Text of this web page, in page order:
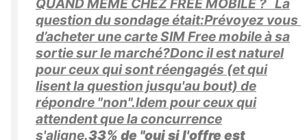
QUAND MÊME CHEZ FREE MOBILE ? La
question du sondage était:Prévoyez vous
d’acheter une carte SIM Free mobile à sa
sortie sur le marché?Donc il est naturel
pour ceux qui sont réengagés (et qui
lisent la question jusqu'au bout) de
répondre "non".Idem pour ceux qui
attendent que la concurrence
s'aligne.33% de "oui si l'offre est